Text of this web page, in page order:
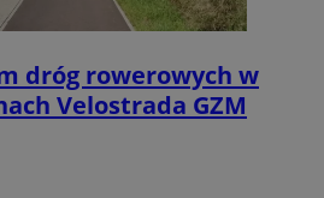
dróg rowerowych w
Velostrada GZM